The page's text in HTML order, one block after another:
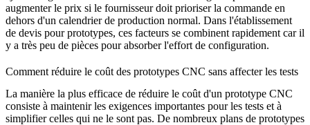
augmenter le prix si le fournisseur doit prioriser la commande en
dehors d'un calendrier de production normal. Dans l'établissement
de devis pour prototypes, ces facteurs se combinent rapidement car il
y a très peu de pièces pour absorber l'effort de configuration.
Comment réduire le coût des prototypes CNC sans affecter les tests
La manière la plus efficace de réduire le coût d'un prototype CNC
consiste à maintenir les exigences importantes pour les tests et à
simplifier celles qui ne le sont pas. De nombreux plans de prototypes